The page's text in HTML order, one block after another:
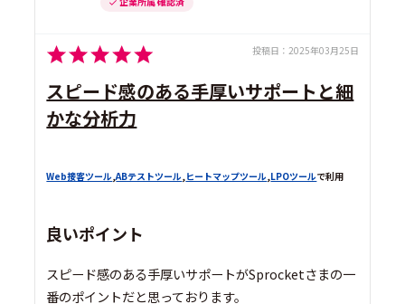
投稿日： 2025年03月25日
スピード感のある手厚いサポートと細
かな分析力
Web接客ツール ,ABテストツール , ヒートマップツール ,LPOツールで利用
良いポイント
スピード感のある手厚いサポートがSprocketさまの一
番のポイントだと思っております。